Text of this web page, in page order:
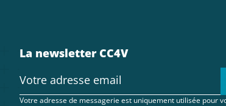
La newsletter CC4V
Votre adresse de messagerie est uniquement utilisée pour